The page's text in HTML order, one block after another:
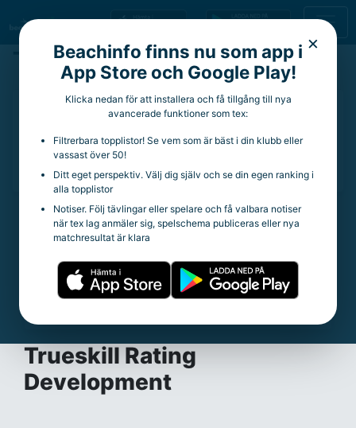
×
Beachinfo finns nu som app i
App Store och Google Play!
Klicka nedan för att installera och få tillgång till nya
avancerade funktioner som tex:
Filtrerbara topplistor! Se vem som är bäst i din klubb eller
vassast över 50!
Ditt eget perspektiv. Välj dig själv och se din egen ranking i
alla topplistor
Notiser. Följ tävlingar eller spelare och få valbara notiser
när tex lag anmäler sig, spelschema publiceras eller nya
matchresultat är klara
Tore Bouckaert
Aktuella rankingpoäng:
Totala rankingpoäng:9
Statistik
Trueskill Rating:18.95
Spelade matcher:13
Vinstprocent:30.77%
Trueskill Rating
Development